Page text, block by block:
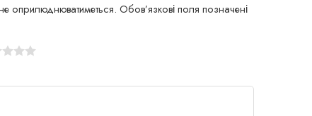
оприлюднюватиметься. Обов’язкові поля позначені